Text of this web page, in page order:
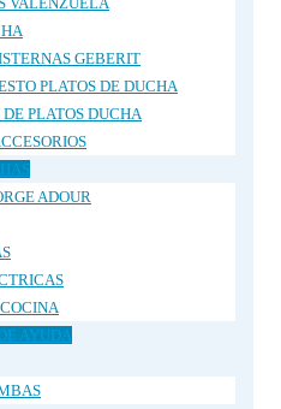
GEBERIT
PLATOS DE DUCHA
PLATOS DUCHA
ADOUR
AYUDA